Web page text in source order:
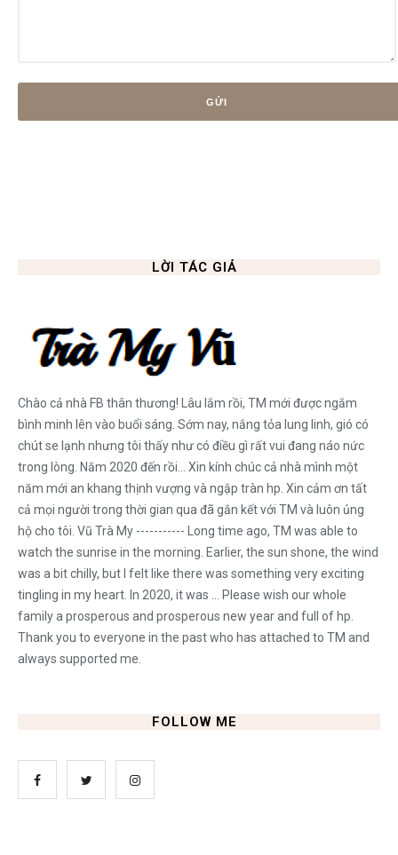
LỜI TÁC GIẢ
Chào cả nhà FB thân thương! Lâu lắm rồi, TM mới được ngắm
bình minh lên vào buổi sáng. Sớm nay, nắng tỏa lung linh, gió có
chút se lạnh nhưng tôi thấy như có điều gì rất vui đang náo nức
trong lòng. Năm 2020 đến rồi... Xin kính chúc cả nhà mình một
năm mới an khang thịnh vượng và ngập tràn hp. Xin cảm ơn tất
cả mọi người trong thời gian qua đã gắn kết với TM và luôn ủng
hộ cho tôi. Vũ Trà My ----------- Long time ago, TM was able to
watch the sunrise in the morning. Earlier, the sun shone, the wind
was a bit chilly, but I felt like there was something very exciting
tingling in my heart. In 2020, it was ... Please wish our whole
family a prosperous and prosperous new year and full of hp.
Thank you to everyone in the past who has attached to TM and
always supported me.
FOLLOW ME